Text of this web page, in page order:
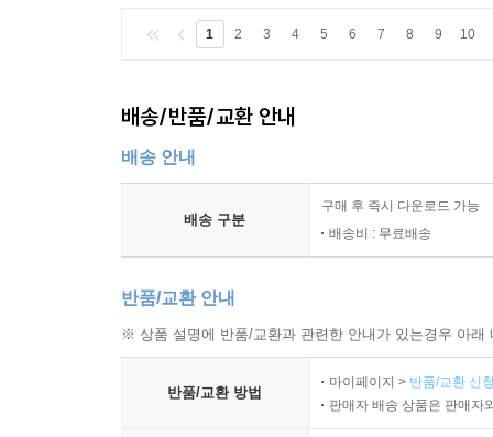
1 2 3 4 5 6 7 8 9 10
배송/반품/교환 안내
배송 안내
배송 구분
구매 후 즉시 다운로드 가능
배송비 : 무료배송
반품/교환 안내
※ 상품 설명에 반품/교환과 관련한 안내가 있는경우 아
반품/교환 방법
마이페이지 > 반품/교환 신
판매자 배송 상품은 판매자